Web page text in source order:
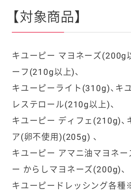
【対象商品】
キユーピー マヨネーズ(200g
ーフ(210g以上)、
キユーピーライト(310g)、キ
レステロール(210g以上)、
キユーピー ディフェ(210g)、
ア(卵不使用)(205g) 、
キユーピー アマニ油マヨネ
ー からしマヨネーズ(200g)、
キユーピードレッシング各種